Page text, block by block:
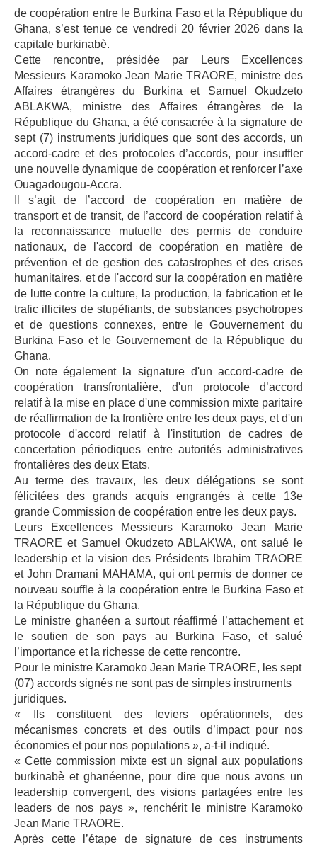
de coopération entre le Burkina Faso et la République du
Ghana, s’est tenue ce vendredi 20 février 2026 dans la
capitale burkinabè.
Cette rencontre, présidée par Leurs Excellences
Messieurs Karamoko Jean Marie TRAORE, ministre des
Affaires étrangères du Burkina et Samuel Okudzeto
ABLAKWA, ministre des Affaires étrangères de la
République du Ghana, a été consacrée à la signature de
sept (7) instruments juridiques que sont des accords, un
accord-cadre et des protocoles d’accords, pour insuffler
une nouvelle dynamique de coopération et renforcer l’axe
Ouagadougou-Accra.
Il s’agit de l’accord de coopération en matière de
transport et de transit, de l’accord de coopération relatif à
la reconnaissance mutuelle des permis de conduire
nationaux, de l'accord de coopération en matière de
prévention et de gestion des catastrophes et des crises
humanitaires, et de l'accord sur la coopération en matière
de lutte contre la culture, la production, la fabrication et le
trafic illicites de stupéfiants, de substances psychotropes
et de questions connexes, entre le Gouvernement du
Burkina Faso et le Gouvernement de la République du
Ghana.
On note également la signature d'un accord-cadre de
coopération transfrontalière, d'un protocole d’accord
relatif à la mise en place d'une commission mixte paritaire
de réaffirmation de la frontière entre les deux pays, et d'un
protocole d'accord relatif à l'institution de cadres de
concertation périodiques entre autorités administratives
frontalières des deux Etats.
Au terme des travaux, les deux délégations se sont
félicitées des grands acquis engrangés à cette 13e
grande Commission de coopération entre les deux pays.
Leurs Excellences Messieurs Karamoko Jean Marie
TRAORE et Samuel Okudzeto ABLAKWA, ont salué le
leadership et la vision des Présidents Ibrahim TRAORE
et John Dramani MAHAMA, qui ont permis de donner ce
nouveau souffle à la coopération entre le Burkina Faso et
la République du Ghana.
Le ministre ghanéen a surtout réaffirmé l’attachement et
le soutien de son pays au Burkina Faso, et salué
l’importance et la richesse de cette rencontre.
Pour le ministre Karamoko Jean Marie TRAORE, les sept
(07) accords signés ne sont pas de simples instruments
juridiques.
« Ils constituent des leviers opérationnels, des
mécanismes concrets et des outils d’impact pour nos
économies et pour nos populations », a-t-il indiqué.
« Cette commission mixte est un signal aux populations
burkinabè et ghanéenne, pour dire que nous avons un
leadership convergent, des visions partagées entre les
leaders de nos pays », renchérit le ministre Karamoko
Jean Marie TRAORE.
Après cette l’étape de signature de ces instruments